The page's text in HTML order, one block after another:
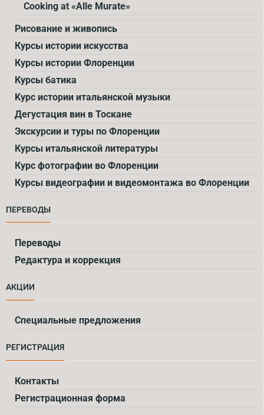
Cooking at «Alle Murate»
Рисование и живопись
Курсы истории искусства
Курсы истории Флоренции
Курсы батика
Kурс истории итальянской музыки
Дегустация вин в Тоскане
Экскурсии и туры по Флоренции
Курсы итальянской литературы
Курс фотографии во Флоренции
Курсы видеографии и видеомонтажа во Флоренции
ПЕРЕВОДЫ
Переводы
Редактура и коррекция
АКЦИИ
Специальные предложения
РЕГИСТРАЦИЯ
Контакты
Регистрационная форма